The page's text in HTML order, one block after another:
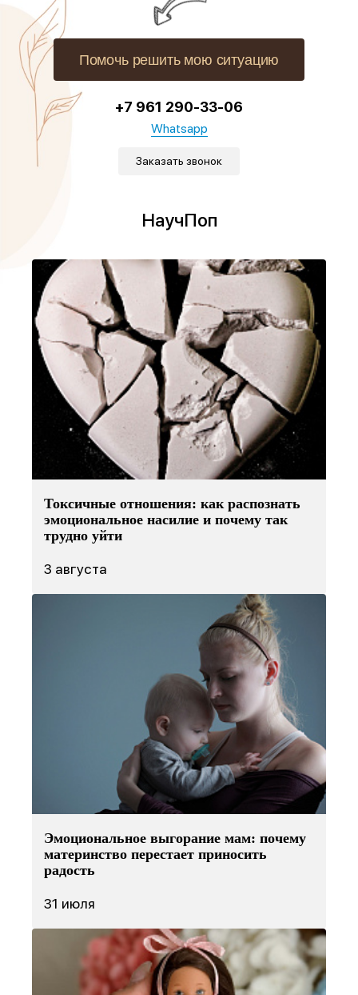
Помочь решить мою ситуацию
+7 961 290-33-06
Whatsapp
Заказать звонок
НаучПоп
Токсичные отношения: как распознать
эмоциональное насилие и почему так
трудно уйти
3 августа
Эмоциональное выгорание мам: почему
материнство перестает приносить
радость
31 июля